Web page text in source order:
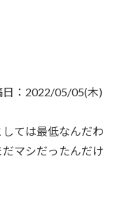
日：2022/05/05(木)
ては最低なんだわ
マシだったんだけ